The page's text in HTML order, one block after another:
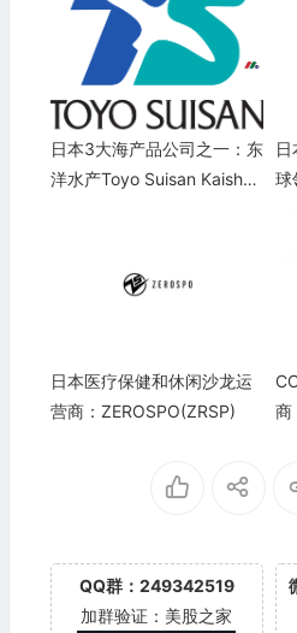
日本3大海产品公司之一：东
洋水产Toyo Suisan Kaisha
球
日本医疗保健和休闲沙龙运
营商：ZEROSPO(ZRSP)
商
QQ群：249342519
加群验证：美股之家